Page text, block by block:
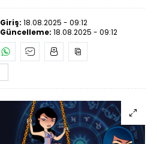
Giriş: 18.08.2025 - 09:12
Güncelleme: 18.08.2025 - 09:12